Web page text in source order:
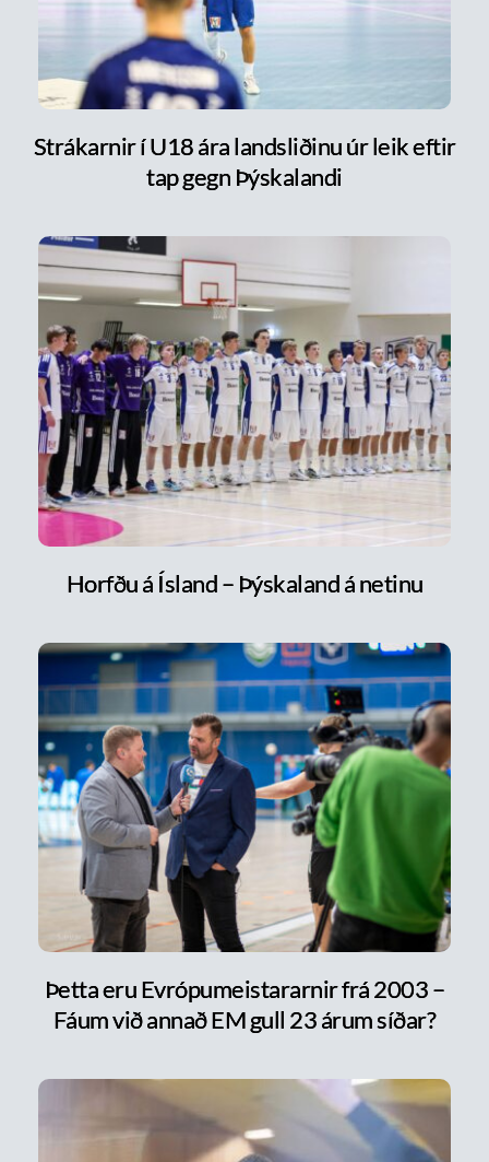
Strákarnir í U18 ára landsliðinu úr leik eftir
tap gegn Þýskalandi
Horfðu á Ísland – Þýskaland á netinu
Þetta eru Evrópumeistararnir frá 2003 –
Fáum við annað EM gull 23 árum síðar?